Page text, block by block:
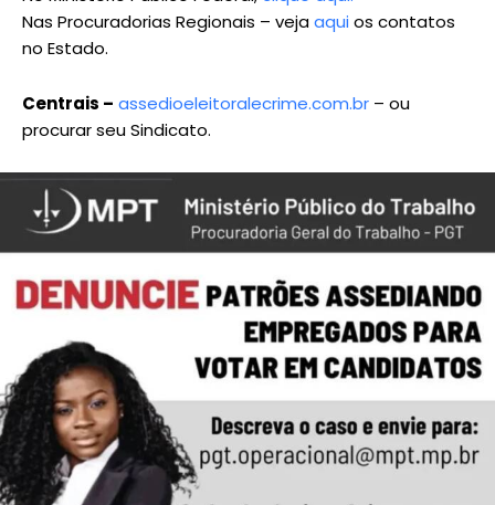
Nas Procuradorias Regionais – vejaaquios contatos
no Estado.
Centrais – assedioeleitoralecrime.com.br – ou
procurar seu Sindicato.